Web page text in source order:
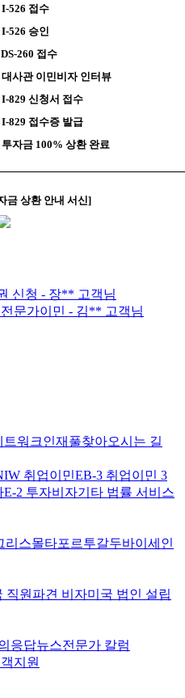
I-526 접수
I-526 승인
260 접수
대사관 이민비자 인터뷰
I-829신청서 접수
I-829 접수증 발급
투자금 100%상환 완료
금 상환 안내 서신]
신청 - 장** 고객님
문가이민 - 김** 고객님
트워크인재풀찾아오시는 길
취업이민EB-3 취업이민 3
E-2 투자비자기타 법률 서비스
리스몰타포르투갈두바이 세인
직원파견 비자미국 법인 설립
응답뉴스전문가 칼럼
지원